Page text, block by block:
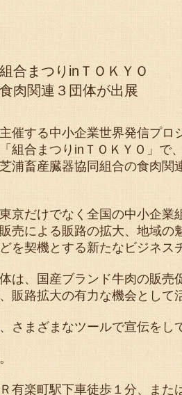
組合まつりinＴＯＫＹＯ
食肉関連３団体が出展
催する中小企業世界発信プロ
組合まつりinＴＯＫＹＯ」で
浦畜産臓器協同組合の食肉
京だけでなく全国の中小企業
売による販路の拡大、地域
を契機とする新たなビジネス
は、国産ブランド牛肉の販売
販路拡大の有力な機会として
さまざまなツールで宣伝をし
楽町駅下車徒歩１分、また